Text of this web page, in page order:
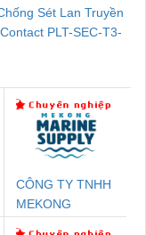
Sét Lan Truyền
PLT-SEC-T3-
CÔNG TY TNHH
MEKONG